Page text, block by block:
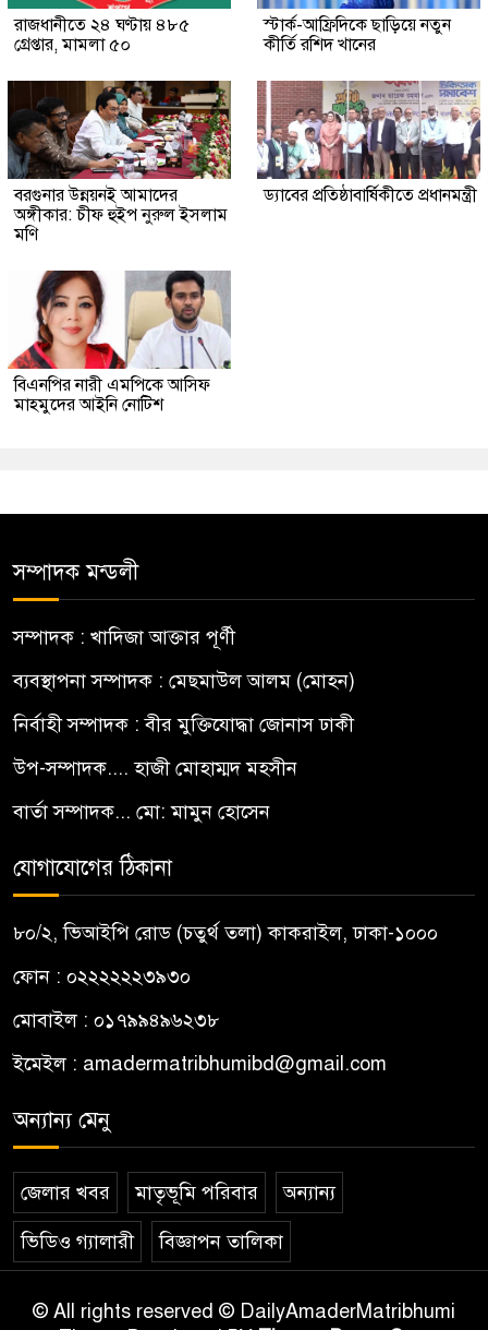
রাজধানীতে ২৪ ঘণ্টায় ৪৮৫
গ্রেপ্তার, মামলা ৫০
স্টার্ক-আফ্রিদিকে ছাড়িয়ে নতুন
কীর্তি রশিদ খানের
বরগুনার উন্নয়নই আমাদের
অঙ্গীকার: চীফ হুইপ নুরুল ইসলাম
মণি
ড্যাবের প্রতিষ্ঠাবার্ষিকীতে প্রধানমন্ত্রী
বিএনপির নারী এমপিকে আসিফ
মাহমুদের আইনি নোটিশ
সম্পাদক মন্ডলী
সম্পাদক : খাদিজা আক্তার পূর্ণী
ব্যবস্থাপনা সম্পাদক : মেছমাউল আলম (মোহন)
নির্বাহী সম্পাদক : বীর মুক্তিযোদ্ধা জোনাস ঢাকী
উপ-সম্পাদক.... হাজী মোহাম্মদ মহসীন
বার্তা সম্পাদক... মো: মামুন হোসেন
যোগাযোগের ঠিকানা
৮০/২, ভিআইপি রোড (চতুর্থ তলা) কাকরাইল, ঢাকা-১০০০
ফোন : ০২২২২২২৩৯৩০
মোবাইল : ০১৭৯৯৪৯৬২৩৮
ইমেইল : amadermatribhumibd@gmail.com
অন্যান্য মেনু
জেলার খবর মাতৃভূমি পরিবার অন্যান্য
ভিডিও গ্যালারী বিজ্ঞাপন তালিকা
© All rights reserved © DailyAmaderMatribhumi